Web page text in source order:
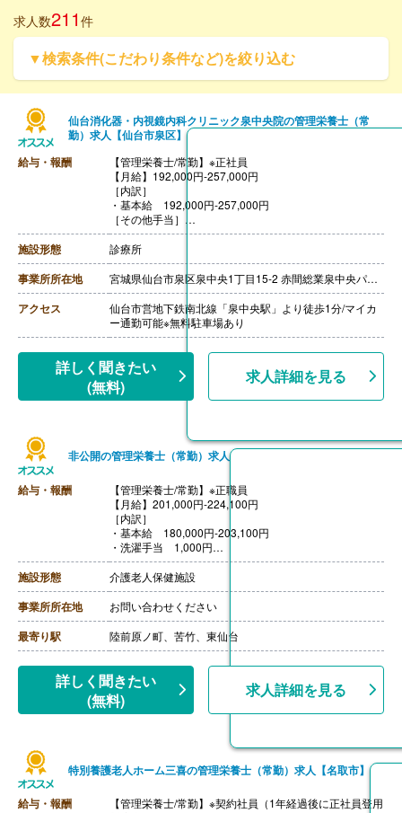
求人が12.6%となります。
施設形態別に見ると、病院・クリニック求人が7.1%、介護・福祉求人が16.
5%、保育園等求人が22.8%、その他求人が53.5%となります。
求人数211 件
▼検索条件(こだわり条件など)を絞り込む
仙台消化器・内視鏡内科クリニック泉中央院の管理栄養士（常
勤）求人【仙台市泉区】
給与・報酬
【管理栄養士/常勤】※正社員
【月給】192,000円‐257,000円
［内訳］
・基本給 192,000円‐257,000円
［その他手当］
・無遅刻手当 2,000円/月
・がん発見手当 10,000円/月
・ベースアップ手当 7,000円/月
・コアメンバー手当 10,000円/月
・リーダー手当 10,000円/月
・法人本部メンバー手当 40,000円/月
・エリアマネージャー手当 80,000円/月
・マネージャー手当 50,000円/月
※他評価制度による手当あり
【賞与】年2回（914,279円）※2023-2024年度実績、内
視鏡検査売上に連動
【通勤手当】あり（上限なし、実費支給）
【退職金】あり※勤続年数不問
施設形態 診療所
事業所所在地 宮城県仙台市泉区泉中央1丁目15-2 赤間総業泉中央パーキングビル1F
アクセス
仙台市営地下鉄南北線「泉中央駅」より徒歩1分/マイカ
ー通勤可能※無料駐車場あり
詳しく聞きたい
(無料)
求人詳細を見る
非公開の管理栄養士（常勤）求人
給与・報酬
【管理栄養士/常勤】※正職員
【月給】201,000円-224,100円
［内訳］
・基本給 180,000円-203,100円
・洗濯手当 1,000円
・資格手当 20,000円
［その他手当］
・家族手当 20,000円/月（1人）、30,000円/月（2人以
上）
・住宅手当 10,000円/月（※家族手当非該当で、本人契
約借家に居住の場合）
【賞与】年2回（計4.20ヶ月分）※前年度実績
【昇給】あり（1月あたり3.40％-4.00％）※前年度実績
【退職金】あり※勤続2年以上
施設形態 介護老人保健施設
事業所所在地 お問い合わせください
最寄り駅 陸前原ノ町、苦竹、東仙台
詳しく聞きたい
(無料)
求人詳細を見る
特別養護老人ホーム三喜の管理栄養士（常勤）求人【名取市】
給与・報酬
【管理栄養士/常勤】※契約社員（1年経過後に正社員登用